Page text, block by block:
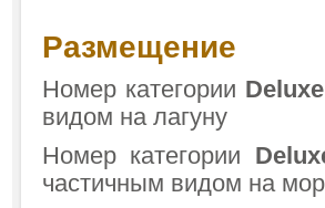
Размещение
Номер категории
видом на лагуну
Номер категории
частичным видом на